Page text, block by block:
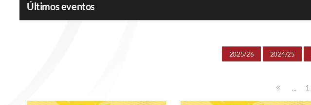
Últimos eventos
2025/26 2024/25
... 1